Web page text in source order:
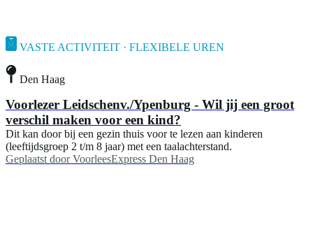
VASTE ACTIVITEIT · FLEXIBELE UREN
Den Haag
Voorlezer Leidschenv./Ypenburg - Wil jij een groot
verschil maken voor een kind?
Dit kan door bij een gezin thuis voor te lezen aan kinderen
(leeftijdsgroep 2 t/m 8 jaar) met een taalachterstand.
Geplaatst door VoorleesExpress Den Haag